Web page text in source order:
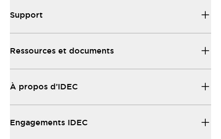
Support
Ressources et documents
À propos d’IDEC
Engagements IDEC